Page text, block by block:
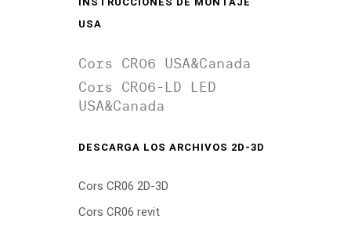
USA
Cors CR06 USA&Canada
Cors CR06-LD LED
USA&Canada
DESCARGA LOS ARCHIVOS 2D-3D
Cors CR06 2D-3D
Cors CR06 revit